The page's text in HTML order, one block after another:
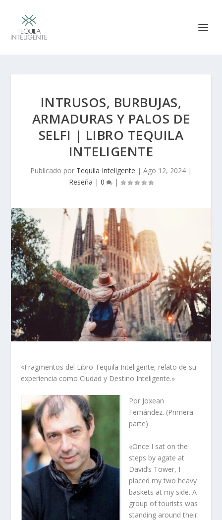
INTRUSOS, BURBUJAS,
ARMADURAS Y PALOS DE
SELFI | LIBRO TEQUILA
INTELIGENTE
Publicado por Tequila Inteligente | Ago 12, 2024 |
Reseña | 0 |
«Fragmentos del Libro Tequila Inteligente, relato de su
experiencia como Ciudad y Destino Inteligente.»
Por Joxean
Fernández. (Primera
parte)
«Once I sat on the
steps by agate at
David’s Tower, I
placed my two heavy
baskets at my side. A
group of tourists was
standing around their